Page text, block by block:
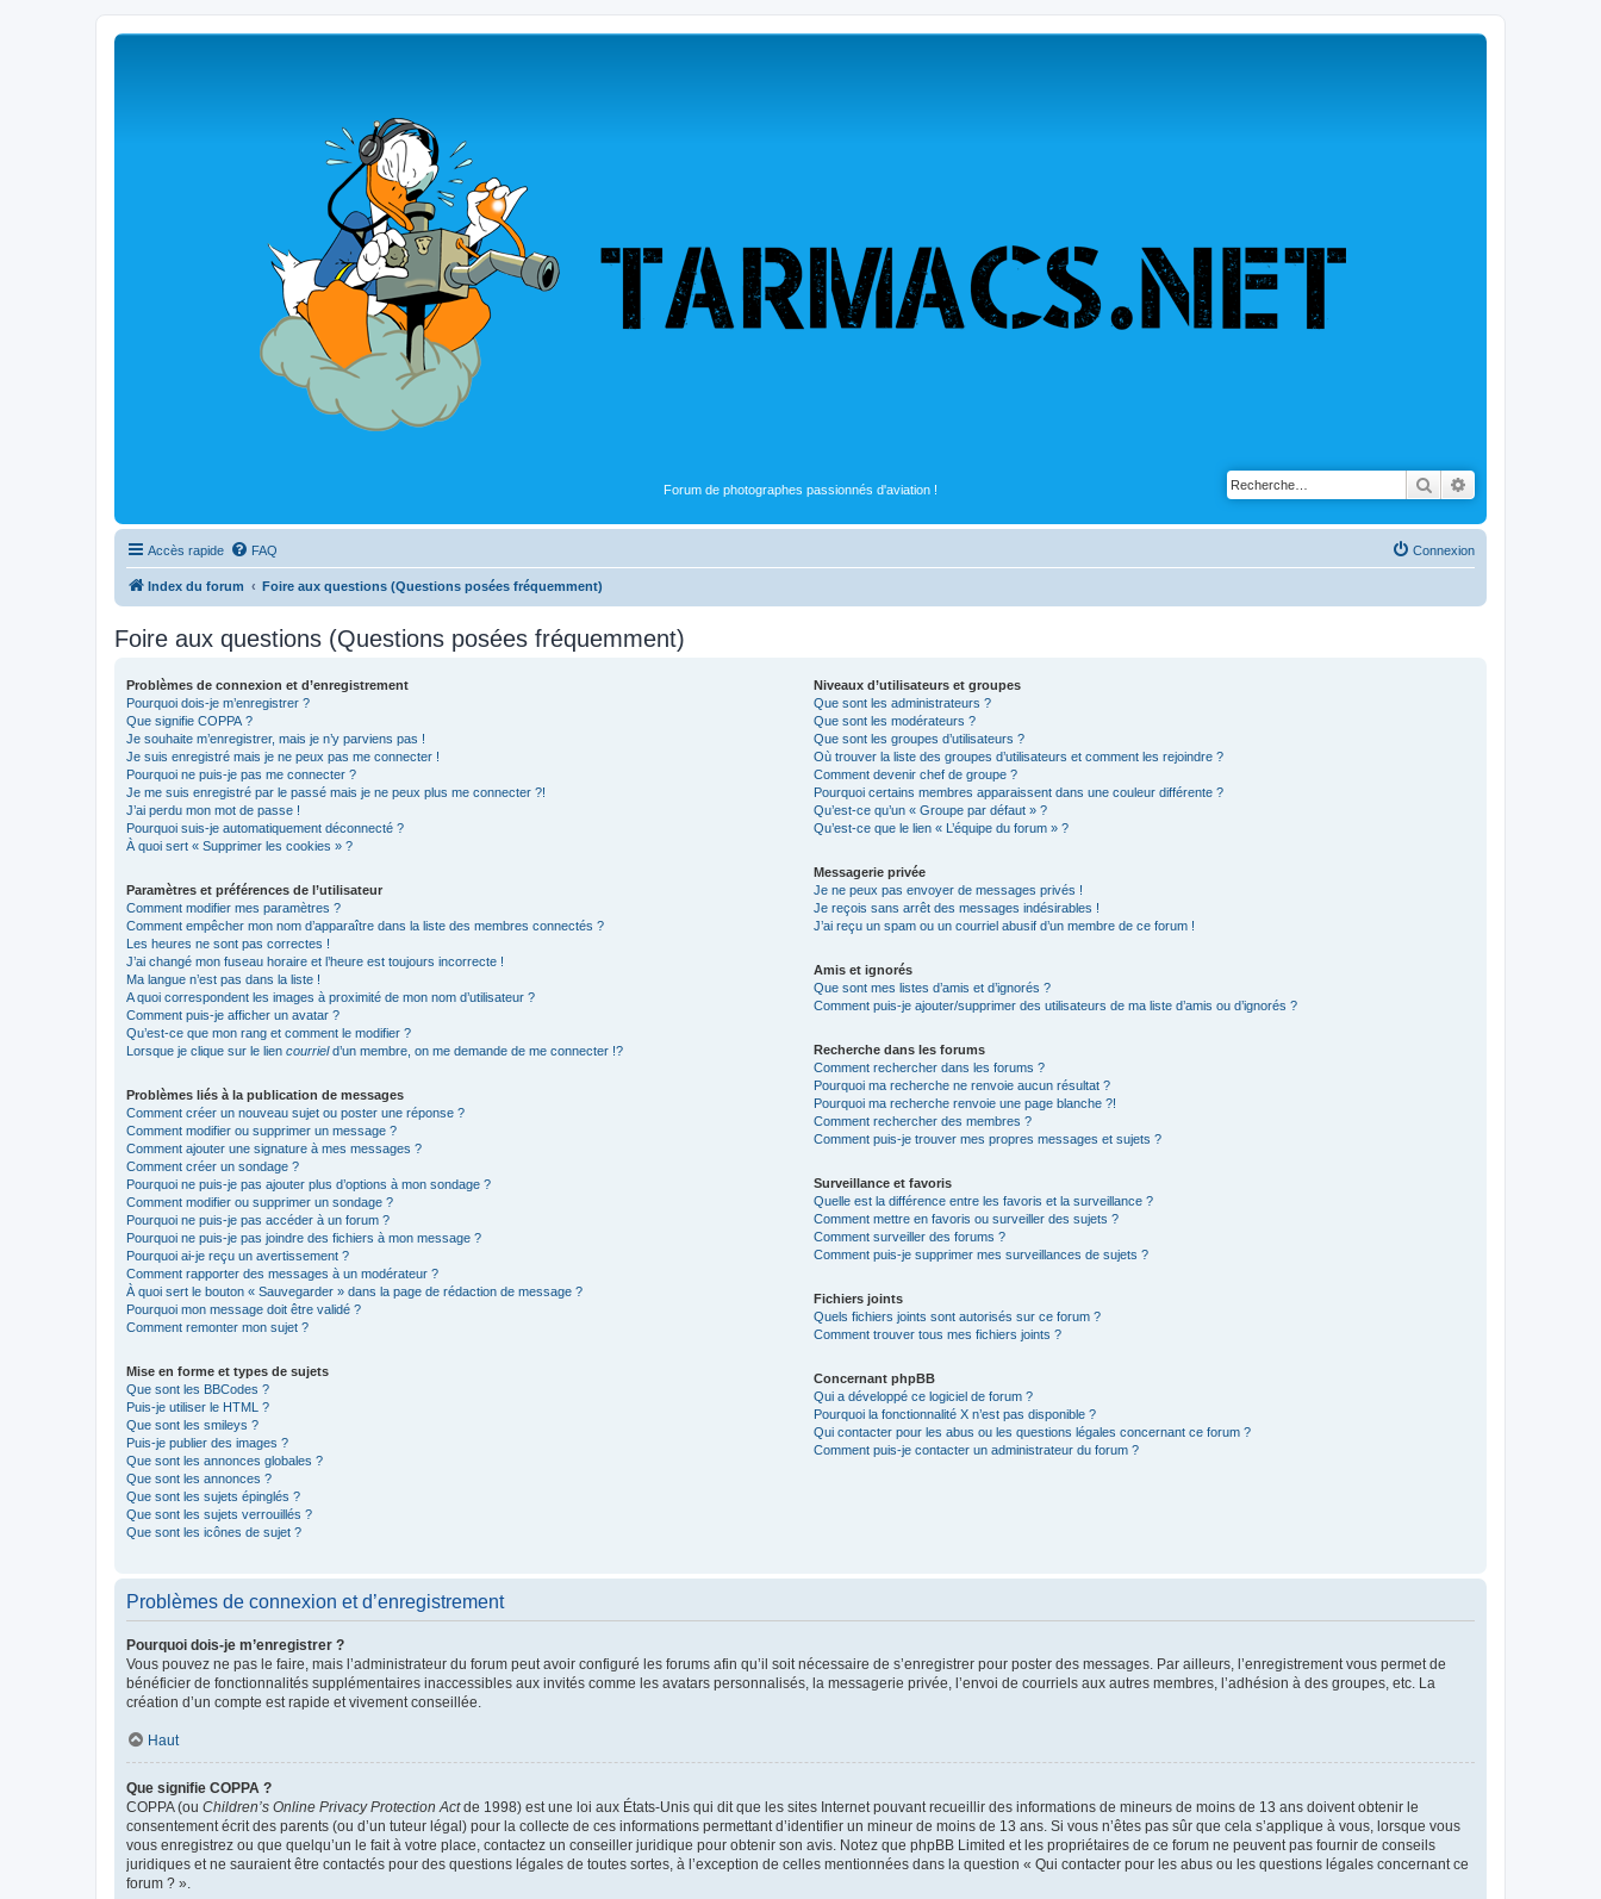
Forum de photographes passionnés d'aviation ! Rechercher
Accès rapide FAQ Connexion
Index du forum Foire aux questions (Questions posées fréquemment)
Foire aux questions (Questions posées fréquemment)
Problèmes de connexion et d’enregistrement
Pourquoi dois-je m’enregistrer ?
Que signifie COPPA ?
Je souhaite m’enregistrer, mais je n’y parviens pas !
Je suis enregistré mais je ne peux pas me connecter !
Pourquoi ne puis-je pas me connecter ?
Je me suis enregistré par le passé mais je ne peux plus me connecter ?!
J’ai perdu mon mot de passe !
Pourquoi suis-je automatiquement déconnecté ?
À quoi sert « Supprimer les cookies » ?
Paramètres et préférences de l’utilisateur
Comment modifier mes paramètres ?
Comment empêcher mon nom d’apparaître dans la liste des membres connectés ?
Les heures ne sont pas correctes !
J’ai changé mon fuseau horaire et l’heure est toujours incorrecte !
Ma langue n’est pas dans la liste !
A quoi correspondent les images à proximité de mon nom d’utilisateur ?
Comment puis-je afficher un avatar ?
Qu’est-ce que mon rang et comment le modifier ?
Lorsque je clique sur le lien courrield’un membre, on me demande de me connecter !?
Problèmes liés à la publication de messages
Comment créer un nouveau sujet ou poster une réponse ?
Comment modifier ou supprimer un message ?
Comment ajouter une signature à mes messages ?
Comment créer un sondage ?
Pourquoi ne puis-je pas ajouter plus d’options à mon sondage ?
Comment modifier ou supprimer un sondage ?
Pourquoi ne puis-je pas accéder à un forum ?
Pourquoi ne puis-je pas joindre des fichiers à mon message ?
Pourquoi ai-je reçu un avertissement ?
Comment rapporter des messages à un modérateur ?
À quoi sert le bouton « Sauvegarder » dans la page de rédaction de message ?
Pourquoi mon message doit être validé ?
Comment remonter mon sujet ?
Mise en forme et types de sujets
Que sont les BBCodes ?
Puis-je utiliser le HTML ?
Que sont les smileys ?
Puis-je publier des images ?
Que sont les annonces globales ?
Que sont les annonces ?
Que sont les sujets épinglés ?
Que sont les sujets verrouillés ?
Que sont les icônes de sujet ?
Niveaux d’utilisateurs et groupes
Que sont les administrateurs ?
Que sont les modérateurs ?
Que sont les groupes d’utilisateurs ?
Où trouver la liste des groupes d’utilisateurs et comment les rejoindre ?
Comment devenir chef de groupe ?
Pourquoi certains membres apparaissent dans une couleur différente ?
Qu’est-ce qu’un « Groupe par défaut » ?
Qu’est-ce que le lien « L’équipe du forum » ?
Messagerie privée
Je ne peux pas envoyer de messages privés !
Je reçois sans arrêt des messages indésirables !
J’ai reçu un spam ou un courriel abusif d’un membre de ce forum !
Amis et ignorés
Que sont mes listes d’amis et d’ignorés ?
Comment puis-je ajouter/supprimer des utilisateurs de ma liste d’amis ou d’ignorés ?
Recherche dans les forums
Comment rechercher dans les forums ?
Pourquoi ma recherche ne renvoie aucun résultat ?
Pourquoi ma recherche renvoie une page blanche ?!
Comment rechercher des membres ?
Comment puis-je trouver mes propres messages et sujets ?
Surveillance et favoris
Quelle est la différence entre les favoris et la surveillance ?
Comment mettre en favoris ou surveiller des sujets ?
Comment surveiller des forums ?
Comment puis-je supprimer mes surveillances de sujets ?
Fichiers joints
Quels fichiers joints sont autorisés sur ce forum ?
Comment trouver tous mes fichiers joints ?
Concernant phpBB
Qui a développé ce logiciel de forum ?
Pourquoi la fonctionnalité X n’est pas disponible ?
Qui contacter pour les abus ou les questions légales concernant ce forum ?
Comment puis-je contacter un administrateur du forum ?
Problèmes de connexion et d’enregistrement
Pourquoi dois-je m’enregistrer ?
Vous pouvez ne pas le faire, mais l’administrateur du forum peut avoir configuré les forums afin qu’il soit nécessaire de s’enregistrer pour poster des messages. Par ailleurs, l’enregistrement vous permet de
bénéficier de fonctionnalités supplémentaires inaccessibles aux invités comme les avatars personnalisés, la messagerie privée, l’envoi de courriels aux autres membres, l’adhésion à des groupes, etc. La
création d’un compte est rapide et vivement conseillée.
Haut
Que signifie COPPA ?
COPPA (ou Children’s Online Privacy Protection Actde 1998) est une loi aux États-Unis qui dit que les sites Internet pouvant recueillir des informations de mineurs de moins de 13 ans doivent obtenir le
consentement écrit des parents (ou d’un tuteur légal) pour la collecte de ces informations permettant d’identifier un mineur de moins de 13 ans. Si vous n’êtes pas sûr que cela s’applique à vous, lorsque vous
vous enregistrez ou que quelqu’un le fait à votre place, contactez un conseiller juridique pour obtenir son avis. Notez que phpBB Limited et les propriétaires de ce forum ne peuvent pas fournir de conseils
juridiques et ne sauraient être contactés pour des questions légales de toutes sortes, à l’exception de celles mentionnées dans la question « Qui contacter pour les abus ou les questions légales concernant ce
forum ? ».